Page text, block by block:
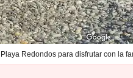
Playa Redondos para disfrutar con la